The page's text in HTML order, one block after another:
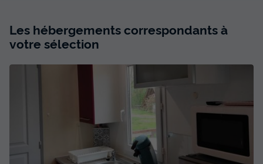
Les hébergements correspondants à
votre sélection